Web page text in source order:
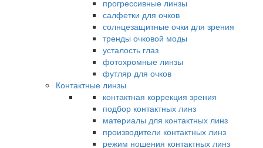
прогрессивные линзы
салфетки для очков
солнцезащитные очки для зрения
тренды очковой моды
усталость глаз
фотохромные линзы
футляр для очков
Контактные линзы
контактная коррекция зрения
подбор контактных линз
материалы для контактных линз
производители контактных линз
режим ношения контактных линз